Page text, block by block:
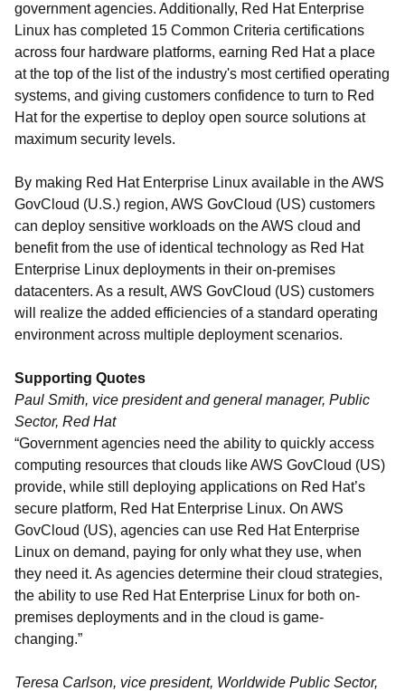
government agencies. Additionally, Red Hat Enterprise
Linux has completed 15 Common Criteria certifications
across four hardware platforms, earning Red Hat a place
at the top of the list of the industry's most certified operating
systems, and giving customers confidence to turn to Red
Hat for the expertise to deploy open source solutions at
maximum security levels.
By making Red Hat Enterprise Linux available in the AWS
GovCloud (U.S.) region, AWS GovCloud (US) customers
can deploy sensitive workloads on the AWS cloud and
benefit from the use of identical technology as Red Hat
Enterprise Linux deployments in their on-premises
datacenters. As a result, AWS GovCloud (US) customers
will realize the added efficiencies of a standard operating
environment across multiple deployment scenarios.
Supporting Quotes
Paul Smith, vice president and general manager, Public
Sector, Red Hat
“Government agencies need the ability to quickly access
computing resources that clouds like AWS GovCloud (US)
provide, while still deploying applications on Red Hat’s
secure platform, Red Hat Enterprise Linux. On AWS
GovCloud (US), agencies can use Red Hat Enterprise
Linux on demand, paying for only what they use, when
they need it. As agencies determine their cloud strategies,
the ability to use Red Hat Enterprise Linux for both on-
premises deployments and in the cloud is game-
changing.”
Teresa Carlson, vice president, Worldwide Public Sector,